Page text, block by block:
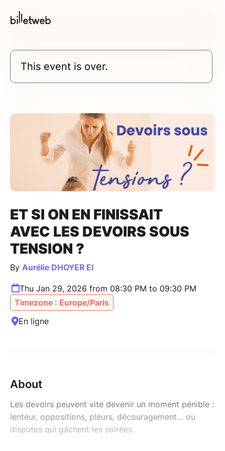
This event is over.
ET SI ON EN FINISSAIT
AVEC LES DEVOIRS SOUS
TENSION ?
By Aurélie DHOYER EI
Thu Jan 29, 2026 from 08:30 PM to 09:30 PM
Timezone : Europe/Paris
En ligne
About
Les devoirs peuvent vite devenir un moment pénible :
lenteur, oppositions, pleurs, découragement… ou
disputes qui gâchent les soirées.